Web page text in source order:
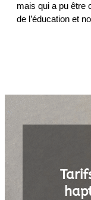
mais qui a pu être
de l’éducation et